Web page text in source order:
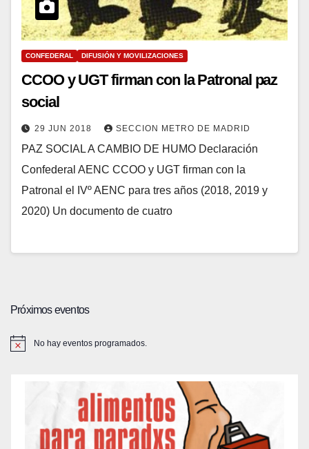
CONFEDERAL DIFUSIÓN Y MOVILIZACIONES
CCOO y UGT firman con la Patronal paz
social
29 JUN 2018 SECCION METRO DE MADRID
PAZ SOCIAL A CAMBIO DE HUMO Declaración
Confederal AENC CCOO y UGT firman con la
Patronal el IVº AENC para tres años (2018, 2019 y
2020) Un documento de cuatro
Próximos eventos
No hay eventos programados.